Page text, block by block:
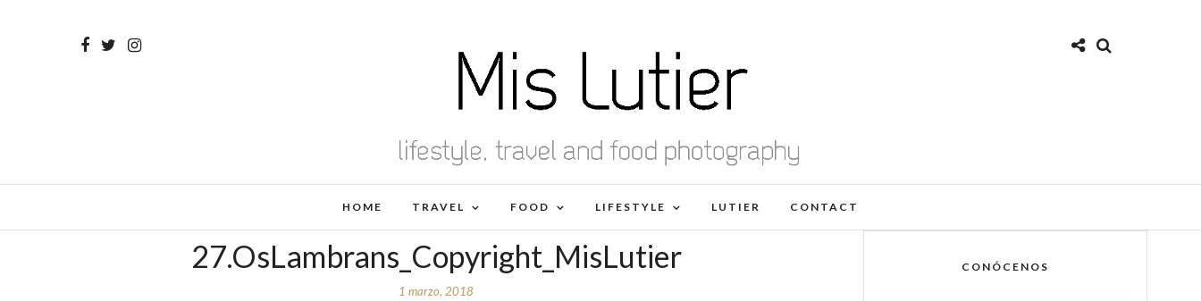
HOME TRAVEL FOOD LIFESTYLE LUTIER CONTACT
27.OsLambrans_Copyright_MisLutier
1 marzo, 2018
CONÓCENOS